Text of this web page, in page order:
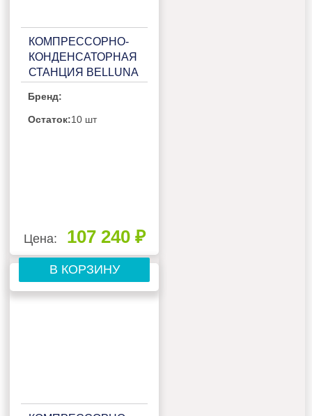
КОМПРЕССОРНО-
КОНДЕНСАТОРНАЯ
СТАНЦИЯ BELLUNA
ПОТРЕБИТЕЛЯ, С
РЕСИВЕРОМ,
Бренд:
Остаток:10 шт
Цена: 107 240 ₽
В КОРЗИНУ